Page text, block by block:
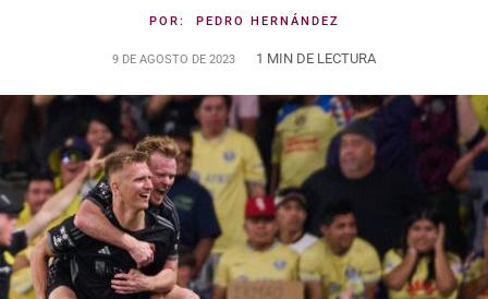
POR: PEDRO HERNÁNDEZ
9 DE AGOSTO DE 2023 1 MIN DE LECTURA